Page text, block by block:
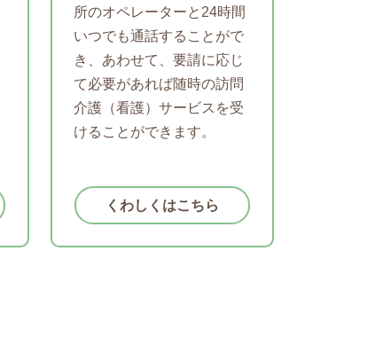
所のオペレーターと24時間
いつでも通話することがで
き、あわせて、要請に応じ
て必要があれば随時の訪問
介護（看護）サービスを受
けることができます。
くわしくはこちら